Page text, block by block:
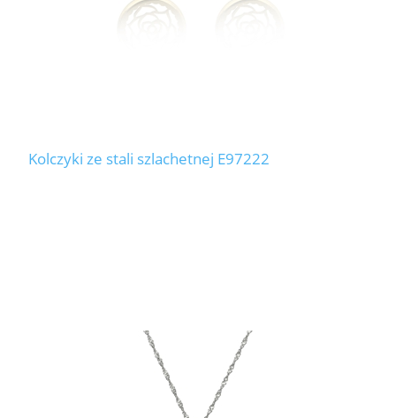
Kolczyki ze stali szlachetnej E97222